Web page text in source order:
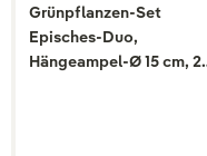
Grünpflanzen-Set
Episches-Duo,
Hängeampel-Ø 15 cm, 2